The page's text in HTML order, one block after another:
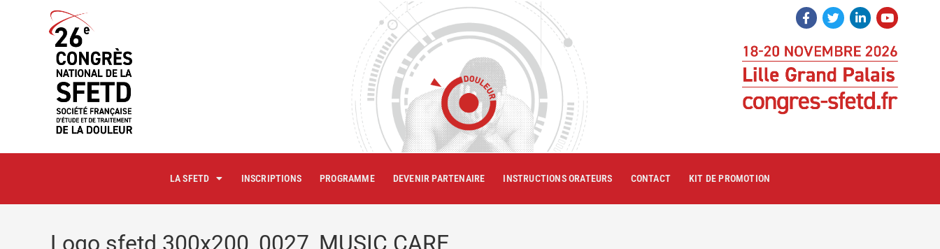
LA SFETD INSCRIPTIONS PROGRAMME DEVENIR PARTENAIRE INSTRUCTIONS ORATEURS CONTACT KIT DE PROMOTION
Logo sfetd 300x200_0027_MUSIC CARE